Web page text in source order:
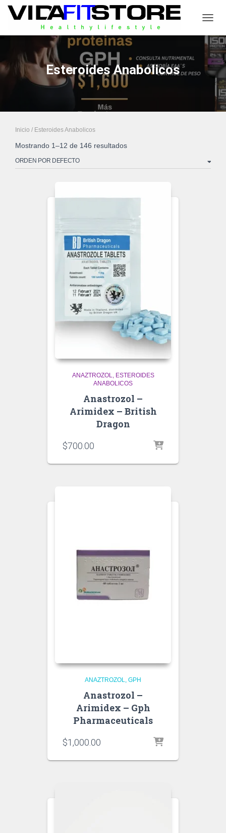
Esteroides Anabolicos
Inicio / Esteroides Anabolicos
Mostrando 1–12 de 146 resultados
ANAZTROZOL
ESTEROIDES
ANABOLICOS
Anastrozol –
Arimidex – British
Dragon
$700.00
ANAZTROZOL GPH
Anastrozol –
Arimidex – Gph
Pharmaceuticals
$1,000.00